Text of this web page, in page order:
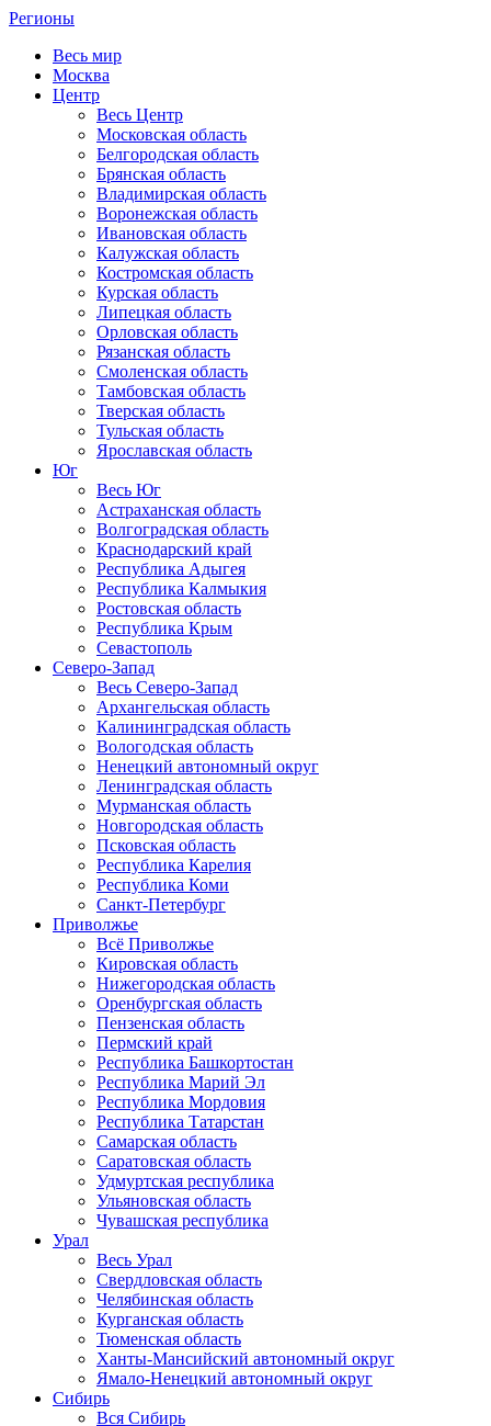
Регионы
Весь мир
Москва
Центр
Весь Центр
Московская область
Белгородская область
Брянская область
Владимирская область
Воронежская область
Ивановская область
Калужская область
Костромская область
Курская область
Липецкая область
Орловская область
Рязанская область
Смоленская область
Тамбовская область
Тверская область
Тульская область
Ярославская область
Юг
Весь Юг
Астраханская область
Волгоградская область
Краснодарский край
Республика Адыгея
Республика Калмыкия
Ростовская область
Республика Крым
Севастополь
Северо-Запад
Весь Северо-Запад
Архангельская область
Калининградская область
Вологодская область
Ненецкий автономный округ
Ленинградская область
Мурманская область
Новгородская область
Псковская область
Республика Карелия
Республика Коми
Санкт-Петербург
Приволжье
Всё Приволжье
Кировская область
Нижегородская область
Оренбургская область
Пензенская область
Пермский край
Республика Башкортостан
Республика Марий Эл
Республика Мордовия
Республика Татарстан
Самарская область
Саратовская область
Удмуртская республика
Ульяновская область
Чувашская республика
Урал
Весь Урал
Свердловская область
Челябинская область
Курганская область
Тюменская область
Ханты-Мансийский автономный округ
Ямало-Ненецкий автономный округ
Сибирь
Вся Сибирь